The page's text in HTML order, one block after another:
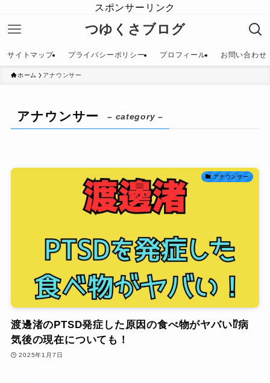
スポンサーリンク
つゆくさブログ
サイトマップ プライバシーポリシー プロフィール お問い合わせ
ホーム アナウンサー
アナウンサー – category –
アナウンサー
渡邊渚のPTSD発症した原因の食べ物がヤバい⁉病
気後の現在についても！
2025年1月7日